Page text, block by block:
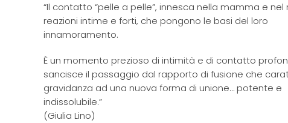
“Il contatto “pelle a pelle”, innesca nella mamma e
reazioni intime e forti, che pongono le basi del loro
innamoramento.
È un momento prezioso di intimità e di contatto
sancisce il passaggio dal rapporto di fusione che
gravidanza ad una nuova forma di unione… potente e
indissolubile.”
(Giulia Lino)